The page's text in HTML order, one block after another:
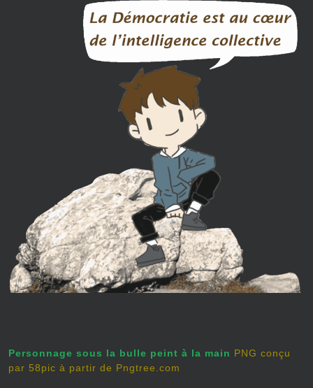
Personnage sous la bulle peint à la main PNG conçu
par 58pic à partir de Pngtree.com